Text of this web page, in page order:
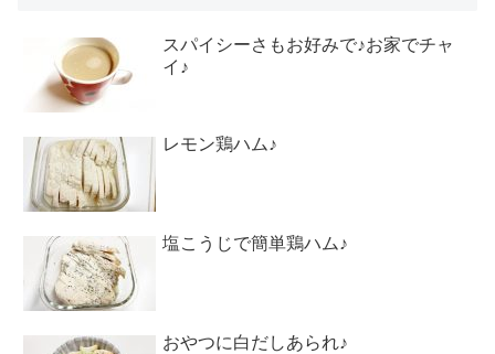
スパイシーさもお好みで♪お家でチャ
イ♪
レモン鶏ハム♪
塩こうじで簡単鶏ハム♪
おやつに白だしあられ♪